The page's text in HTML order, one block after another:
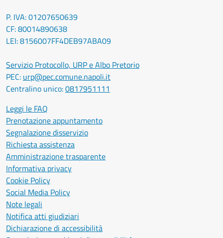
P. IVA: 01207650639
CF: 80014890638
LEI: 8156007FF4DEB97ABA09
Servizio Protocollo, URP e Albo Pretorio
PEC: urp@pec.comune.napoli.it
Centralino unico:0817951111
Leggi le FAQ
Prenotazione appuntamento
Segnalazione disservizio
Richiesta assistenza
Amministrazione trasparente
Informativa privacy
Cookie Policy
Social Media Policy
Note legali
Notifica atti giudiziari
Dichiarazione di accessibilità